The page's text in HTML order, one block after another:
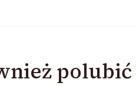
polubić